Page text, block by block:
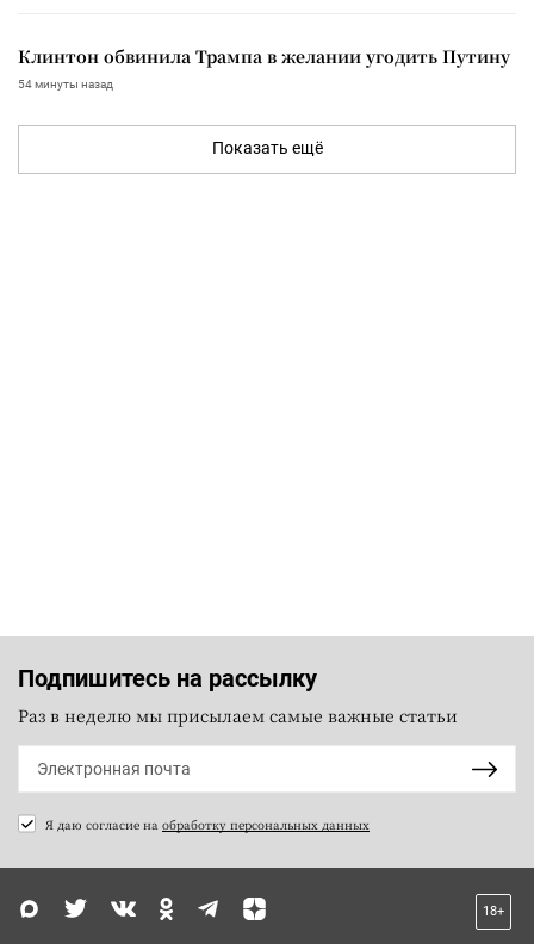
Клинтон обвинила Трампа в желании угодить Путину
54 минуты назад
Показать ещё
Подпишитесь на рассылку
Раз в неделю мы присылаем самые важные статьи
Я даю согласие на обработку персональных данных
18+